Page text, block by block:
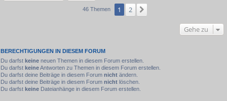
46 Themen 1 2
Gehe zu
BERECHTIGUNGEN IN DIESEM FORUM
Du darfst keine neuen Themen in diesem Forum erstellen.
Du darfst keineAntworten zu Themen in diesem Forum erstellen.
Du darfst deine Beiträge in diesem Forum nicht ändern.
Du darfst deine Beiträge in diesem Forum nicht löschen.
Du darfst keine Dateianhänge in diesem Forum erstellen.